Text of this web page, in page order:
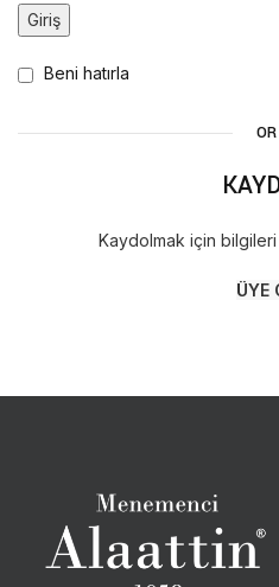
Giriş
Beni hatırla
OR
Kaydolmak için
ÜYE